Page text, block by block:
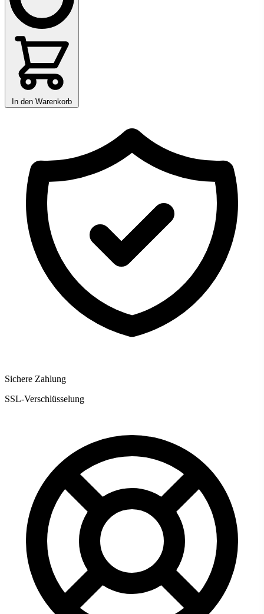
In den Warenkorb
Sichere Zahlung
SSL-Verschlüsselung